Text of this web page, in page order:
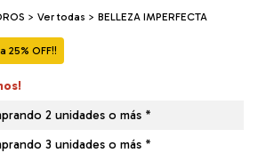
> Ver todas > BELLEZA IMPERFECTA
25% OFF!!
2 unidades o más *
3 unidades o más *